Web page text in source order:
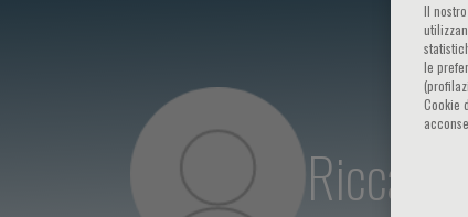
Riccardo
Il
le
Cookie